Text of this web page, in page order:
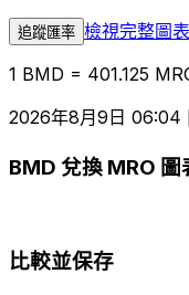
追蹤匯率 檢視完整圖表
1 BMD = 401.125
2026年8月9日 06:04
BMD 兌換 MRO 圖
比較並保存